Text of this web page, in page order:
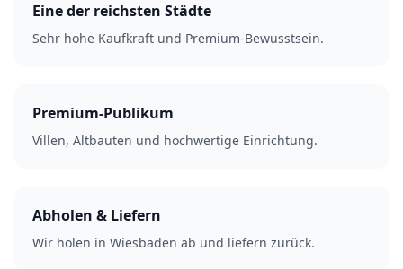
Eine der reichsten Städte
Sehr hohe Kaufkraft und Premium-Bewusstsein.
Premium-Publikum
Villen, Altbauten und hochwertige Einrichtung.
Abholen & Liefern
Wir holen in Wiesbaden ab und liefern zurück.